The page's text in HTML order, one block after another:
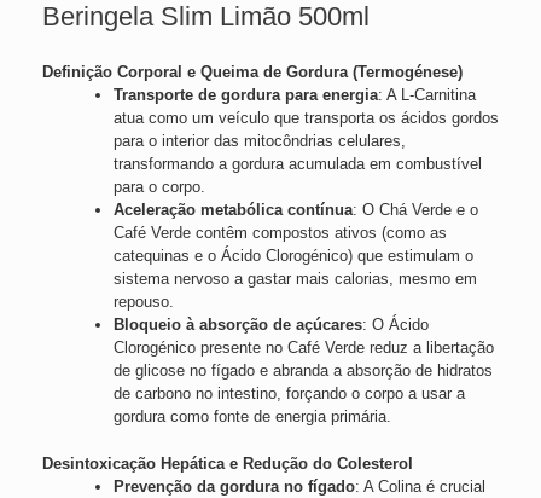
Beringela Slim Limão 500ml
Definição Corporal e Queima de Gordura (Termogénese)
Transporte de gordura para energia: A L-Carnitina
atua como um veículo que transporta os ácidos gordos
para o interior das mitocôndrias celulares,
transformando a gordura acumulada em combustível
para o corpo.
Aceleração metabólica contínua: O Chá Verde e o
Café Verde contêm compostos ativos (como as
catequinas e o Ácido Clorogénico) que estimulam o
sistema nervoso a gastar mais calorias, mesmo em
repouso.
Bloqueio à absorção de açúcares: O Ácido
Clorogénico presente no Café Verde reduz a libertação
de glicose no fígado e abranda a absorção de hidratos
de carbono no intestino, forçando o corpo a usar a
gordura como fonte de energia primária.
Desintoxicação Hepática e Redução do Colesterol
Prevenção da gordura no fígado: A Colina é crucial